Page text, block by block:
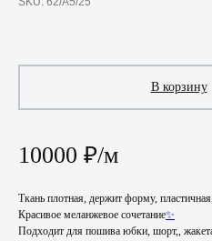
В корзину
10000 ₽/м
Ткань плотная, держит форму,
Красивое меланжевое сочетание✨
Подходит для пошива юбки, шорт,,